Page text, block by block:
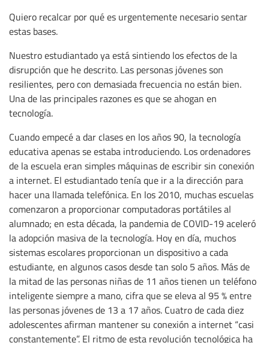
Quiero recalcar por qué es urgentemente necesario sentar
estas bases.
Nuestro estudiantado ya está sintiendo los efectos de la
disrupción que he descrito. Las personas jóvenes son
resilientes, pero con demasiada frecuencia no están bien.
Una de las principales razones es que se ahogan en
tecnología.
Cuando empecé a dar clases en los años 90, la tecnología
educativa apenas se estaba introduciendo. Los ordenadores
de la escuela eran simples máquinas de escribir sin conexión
a internet. El estudiantado tenía que ir a la dirección para
hacer una llamada telefónica. En los 2010, muchas escuelas
comenzaron a proporcionar computadoras portátiles al
alumnado; en esta década, la pandemia de COVID-19 aceleró
la adopción masiva de la tecnología. Hoy en día, muchos
sistemas escolares proporcionan un dispositivo a cada
estudiante, en algunos casos desde tan solo 5 años. Más de
la mitad de las personas niñas de 11 años tienen un teléfono
inteligente siempre a mano, cifra que se eleva al 95 % entre
las personas jóvenes de 13 a 17 años. Cuatro de cada diez
adolescentes afirman mantener su conexión a internet “casi
constantemente”. El ritmo de esta revolución tecnológica ha